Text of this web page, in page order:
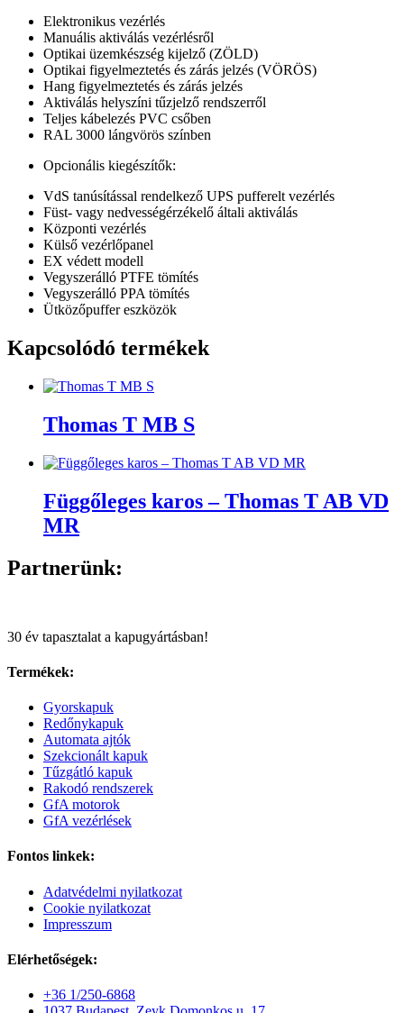
Elektronikus vezérlés
Manuális aktiválás vezérlésről
Optikai üzemkészség kijelző (ZÖLD)
Optikai figyelmeztetés és zárás jelzés (VÖRÖS)
Hang figyelmeztetés és zárás jelzés
Aktiválás helyszíni tűzjelző rendszerről
Teljes kábelezés PVC csőben
RAL 3000 lángvörös színben
Opcionális kiegészítők:
VdS tanúsítással rendelkező UPS pufferelt vezérlés
Füst- vagy nedvességérzékelő általi aktiválás
Központi vezérlés
Külső vezérlőpanel
EX védett modell
Vegyszerálló PTFE tömítés
Vegyszerálló PPA tömítés
Ütközőpuffer eszközök
Kapcsolódó termékek
Thomas T MB S
Függőleges karos – Thomas T AB VD
MR
Partnerünk:
30 év tapasztalat a kapugyártásban!
Termékek:
Gyorskapuk
Redőnykapuk
Automata ajtók
Szekcionált kapuk
Tűzgátló kapuk
Rakodó rendszerek
GfA motorok
GfA vezérlések
Fontos linkek:
Adatvédelmi nyilatkozat
Cookie nyilatkozat
Impresszum
Elérhetőségek:
+36 1/250-6868